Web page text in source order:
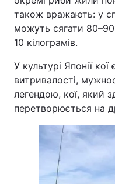
також вражають: у
можуть сягати
10 кілограмів.
У культурі Японії
витривалості,
легендою, кої, який
перетворюється на